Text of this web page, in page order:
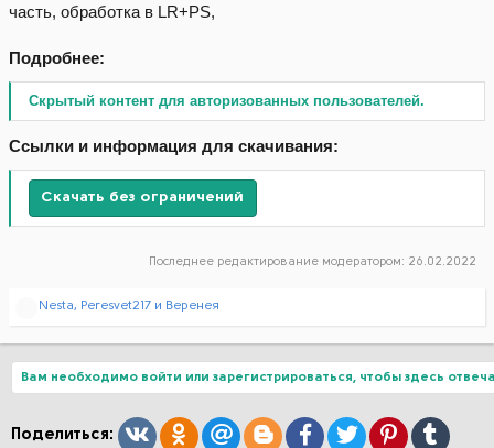
часть, обработка в LR+PS,
Подробнее:
Скрытый контент для авторизованных пользователей.
Ссылки и информация для скачивания:
Скачать без ограничений
Последнее редактирование модератором: 26.02.2022
Р
ц
и
:
Nesta, Peresvet217 и Веренея
Вам необходимо войти или зарегистрироваться, чтобы здесь
Поделиться: ВконтактеОдноклассники
Mail.ruBloggerFacebook
TwitterPinterestTumblr